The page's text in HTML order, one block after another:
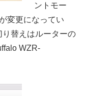
ントモー
変更になってい
替えはルーターの
WZR-